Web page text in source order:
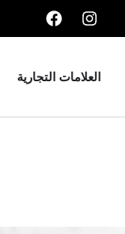
العلامات التجارية